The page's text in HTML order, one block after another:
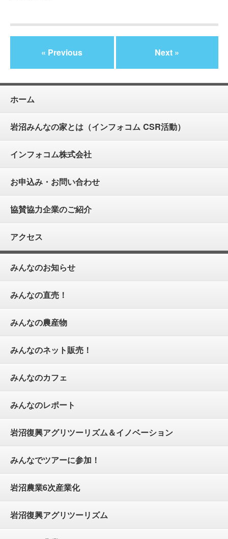
« Previous Next »
ホーム
岩沼みんなの家とは（インフォコム CSR活動）
インフォコム株式会社
お申込み・お問い合わせ
協賛協力企業のご紹介
アクセス
みんなのお知らせ
みんなの直売！
みんなの農産物
みんなのネット販売！
みんなのカフェ
みんなのレポート
岩沼復興アグリツーリズム＆イノベーション
みんなでツアーに参加！
岩沼農業6次産業化
岩沼復興アグリツーリズム